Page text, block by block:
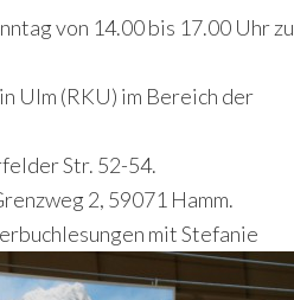
von 14.00 bis 17.00 Uhr zu
Ulm (RKU) im Bereich der
Str. 52-54.
2, 59071 Hamm.
mit Stefanie